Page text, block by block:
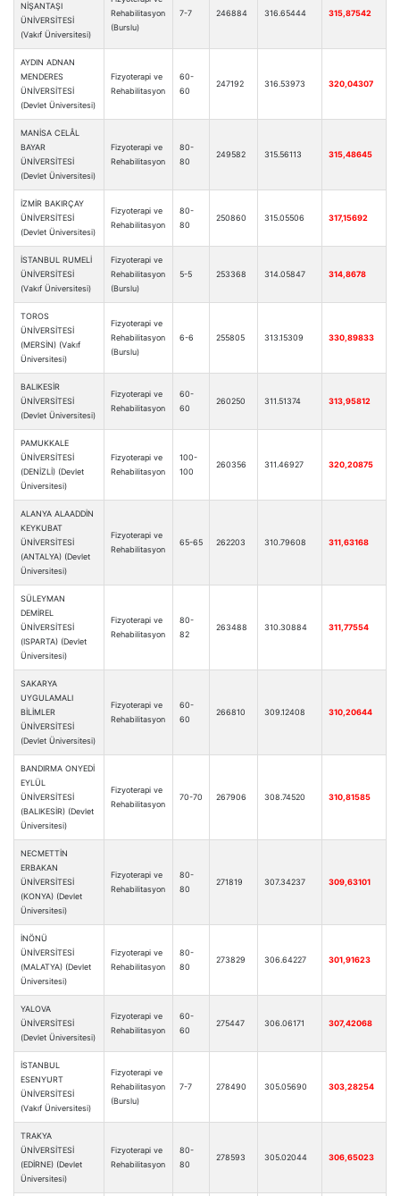
NİŞANTAŞI
ÜNİVERSİTESİ
(Vakıf Üniversitesi)
Rehabilitasyon
(Burslu)
7-7 246884 316.65444 315,87542
AYDIN ADNAN
MENDERES
ÜNİVERSİTESİ
(Devlet Üniversitesi)
Fizyoterapi ve
Rehabilitasyon
60-
60
247192 316.53973 320,04307
MANİSA CELÂL
BAYAR
ÜNİVERSİTESİ
(Devlet Üniversitesi)
Fizyoterapi ve
Rehabilitasyon
80-
80
249582 315.56113 315,48645
İZMİR BAKIRÇAY
ÜNİVERSİTESİ
(Devlet Üniversitesi)
Fizyoterapi ve
Rehabilitasyon
80-
80
250860 315.05506 317,15692
İSTANBUL RUMELİ
ÜNİVERSİTESİ
(Vakıf Üniversitesi)
Fizyoterapi ve
Rehabilitasyon
(Burslu)
5-5 253368 314.05847 314,8678
TOROS
ÜNİVERSİTESİ
(MERSİN) (Vakıf
Üniversitesi)
Fizyoterapi ve
Rehabilitasyon
(Burslu)
6-6 255805 313.15309 330,89833
BALIKESİR
ÜNİVERSİTESİ
(Devlet Üniversitesi)
Fizyoterapi ve
Rehabilitasyon
60-
60
260250 311.51374 313,95812
PAMUKKALE
ÜNİVERSİTESİ
(DENİZLİ) (Devlet
Üniversitesi)
Fizyoterapi ve
Rehabilitasyon
100-
100
260356 311.46927 320,20875
ALANYA ALAADDİN
KEYKUBAT
ÜNİVERSİTESİ
(ANTALYA) (Devlet
Üniversitesi)
Fizyoterapi ve
Rehabilitasyon
65-65 262203 310.79608 311,63168
SÜLEYMAN
DEMİREL
ÜNİVERSİTESİ
(ISPARTA) (Devlet
Üniversitesi)
Fizyoterapi ve
Rehabilitasyon
80-
82
263488 310.30884 311,77554
SAKARYA
UYGULAMALI
BİLİMLER
ÜNİVERSİTESİ
(Devlet Üniversitesi)
Fizyoterapi ve
Rehabilitasyon
60-
60
266810 309.12408 310,20644
BANDIRMA ONYEDİ
EYLÜL
ÜNİVERSİTESİ
(BALIKESİR) (Devlet
Üniversitesi)
Fizyoterapi ve
Rehabilitasyon
70-70 267906 308.74520 310,81585
NECMETTİN
ERBAKAN
ÜNİVERSİTESİ
(KONYA) (Devlet
Üniversitesi)
Fizyoterapi ve
Rehabilitasyon
80-
80
271819 307.34237 309,63101
İNÖNÜ
ÜNİVERSİTESİ
(MALATYA) (Devlet
Üniversitesi)
Fizyoterapi ve
Rehabilitasyon
80-
80
273829 306.64227 301,91623
YALOVA
ÜNİVERSİTESİ
(Devlet Üniversitesi)
Fizyoterapi ve
Rehabilitasyon
60-
60
275447 306.06171 307,42068
İSTANBUL
ESENYURT
ÜNİVERSİTESİ
(Vakıf Üniversitesi)
Fizyoterapi ve
Rehabilitasyon
(Burslu)
7-7 278490 305.05690 303,28254
TRAKYA
ÜNİVERSİTESİ
(EDİRNE) (Devlet
Üniversitesi)
Fizyoterapi ve
Rehabilitasyon
80-
80
278593 305.02044 306,65023